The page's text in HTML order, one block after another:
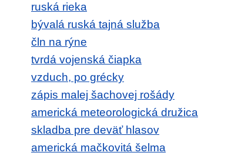
ruská rieka
bývalá ruská tajná služba
čln na rýne
tvrdá vojenská čiapka
vzduch, po grécky
zápis malej šachovej rošády
americká meteorologická družica
skladba pre deväť hlasov
americká mačkovitá šelma